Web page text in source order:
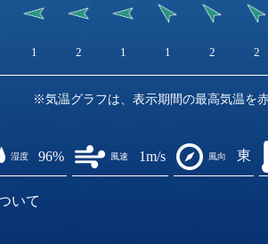
1 2 1 1 2 2
※気温グラフは、表示期間の最高気温を
湿度 96% 風速 1m/s 風向 東
いて